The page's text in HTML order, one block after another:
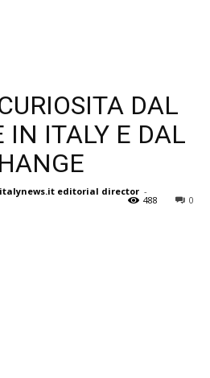
DAL
IN ITALY E DAL
editorial director -
0
488